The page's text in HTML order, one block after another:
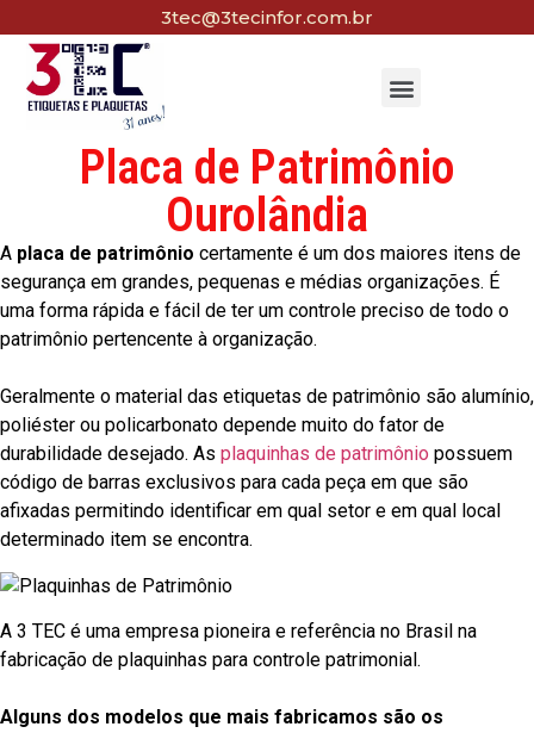
3tec@3tecinfor.com.br
Placa de Patrimônio
Ourolândia
A placa de patrimônio certamente é um dos maiores itens de
segurança em grandes, pequenas e médias organizações. É
uma forma rápida e fácil de ter um controle preciso de todo o
patrimônio pertencente à organização.
Geralmente o material das etiquetas de patrimônio são alumínio,
poliéster ou policarbonato depende muito do fator de
durabilidade desejado. As plaquinhas de patrimônio possuem
código de barras exclusivos para cada peça em que são
afixadas permitindo identificar em qual setor e em qual local
determinado item se encontra.
A 3 TEC é uma empresa pioneira e referência no Brasil na
fabricação de plaquinhas para controle patrimonial.
Alguns dos modelos que mais fabricamos são os